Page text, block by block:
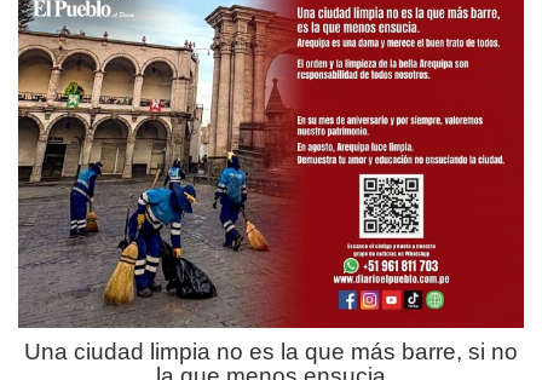
Una ciudad limpia no es la que más barre, si no